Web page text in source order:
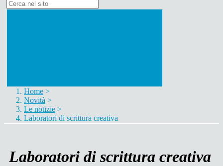
Home >
Novità >
Le notizie >
Laboratori di scrittura creativa
Laboratori di scrittura creativa